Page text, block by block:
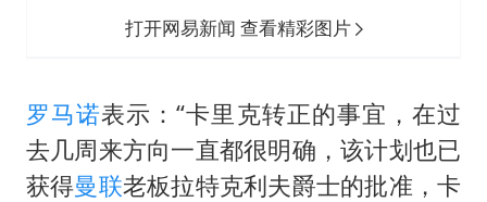
打开网易新闻 查看精彩图片
罗马诺表示：“卡里克转正的事宜，在过
去几周来方向一直都很明确，该计划也已
获得曼联老板拉特克利夫爵士的批准，卡